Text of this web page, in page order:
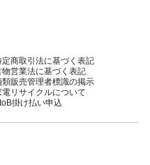
定商取引法に基づく表記
物営業法に基づく表記
類販売管理者標識の掲示
電リサイクルについて
掛け払い申込